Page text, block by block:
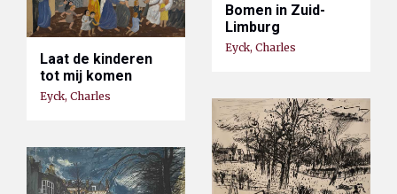
Bomen in Zuid-
Limburg
Eyck, Charles
Laat de kinderen
tot mij komen
Eyck, Charles